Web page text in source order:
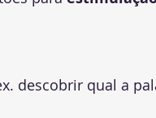
descobrir qual a